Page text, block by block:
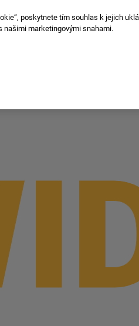
poskytnete tím souhlas k jejich
našimi marketingovými snahami.